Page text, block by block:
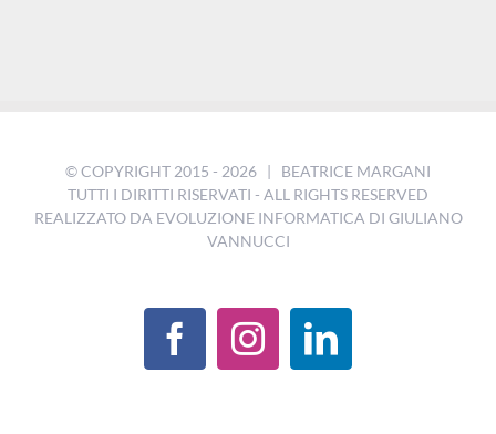
© COPYRIGHT 2015 - 2026 | BEATRICE MARGANI
TUTTI I DIRITTI RISERVATI - ALL RIGHTS RESERVED
REALIZZATO DA EVOLUZIONE INFORMATICA DI GIULIANO
VANNUCCI